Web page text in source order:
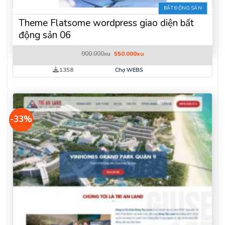
BẤT ĐỘNG SẢN
Theme Flatsome wordpress giao diện bất
động sản 06
900.000xu Giá
là:
900.000xu.
550.000xuGiá
tại
1358 Chợ WEBS
-33%